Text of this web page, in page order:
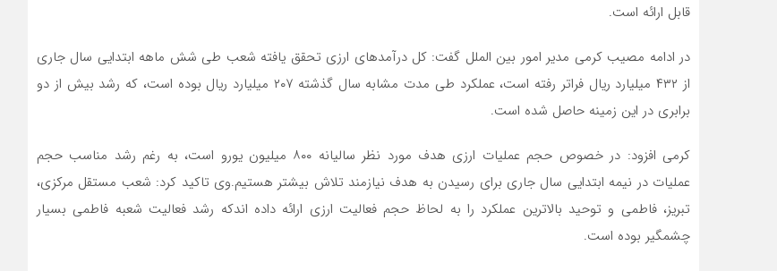
قابل ارائه است.
در ادامه مصیب کرمی مدیر امور بین الملل گفت: کل درآمدهای ارزی تحقق یافته شعب طی شش ماهه ابتدایی سال جاری
از ۴۳۲ میلیارد ریال فراتر رفته است، عملکرد طی مدت مشابه سال گذشته ۲۰۷ میلیارد ریال بوده است، که رشد بیش از دو
برابری در این زمینه حاصل شده است.
کرمی افزود: در خصوص حجم عملیات ارزی هدف مورد نظر سالیانه ۸۰۰ میلیون یورو است، به رغم رشد مناسب حجم
عملیات در نیمه ابتدایی سال جاری برای رسیدن به هدف نیازمند تلاش بیشتر هستیم.وی تاکید کرد: شعب مستقل مرکزی،
تبریز، فاطمی و توحید بالاترین عملکرد را به لحاظ حجم فعالیت ارزی ارائه داده اندکه رشد فعالیت شعبه فاطمی بسیار
چشمگیر بوده است.